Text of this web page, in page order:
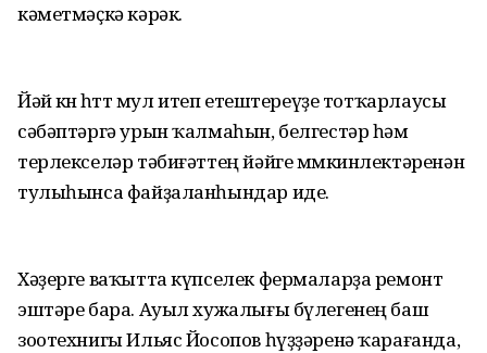
кәметмәҫкә кәрәк.
Йәй көнө һөттө мул итеп етештереүҙе тотҡарлаусы
сәбәптәргә урын ҡалмаһын, белгестәр һәм
терлекселәр тәбиғәттең йәйге мөмкинлектәренән
тулыһынса файҙаланһындар иде.
Хәҙерге ваҡытта күпселек фермаларҙа ремонт
эштәре бара. Ауыл хужалығы бүлегенең баш
зоотехнигы Ильяс Йосопов һүҙҙәренә ҡарағанда,